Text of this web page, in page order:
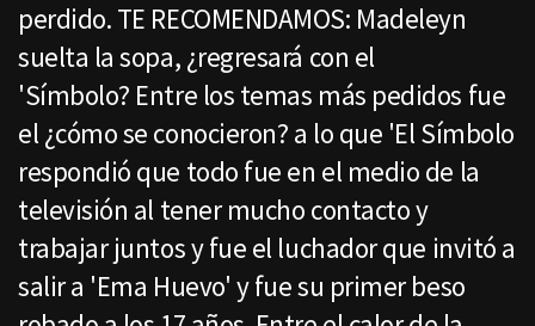
perdido. TE RECOMENDAMOS: Madeleyn
suelta la sopa, ¿regresará con el
'Símbolo? Entre los temas más pedidos fue
el ¿cómo se conocieron? a lo que 'El Símbolo
respondió que todo fue en el medio de la
televisión al tener mucho contacto y
trabajar juntos y fue el luchador que invitó a
salir a 'Ema Huevo' y fue su primer beso